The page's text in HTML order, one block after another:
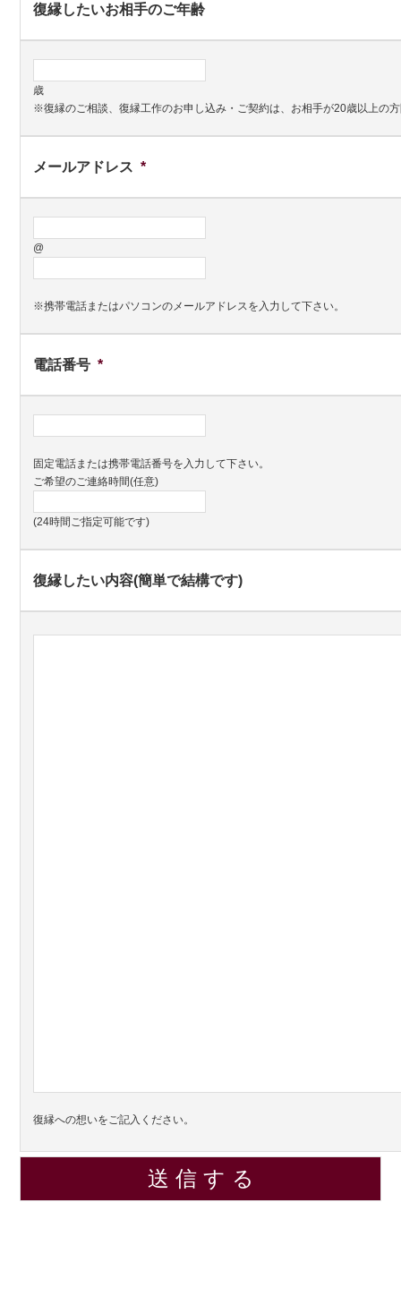
復縁したいお相手のご年齢
歳
※復縁のご相談、復縁工作のお申し込み・ご契約は、お相手が20歳以上の
メールアドレス *
@
※携帯電話またはパソコンのメールアドレスを入力して下さい。
電話番号 *
固定電話または携帯電話番号を入力して下さい。
ご希望のご連絡時間(任意)
(24時間ご指定可能です)
復縁したい内容(簡単で結構です)
復縁への想いをご記入ください。